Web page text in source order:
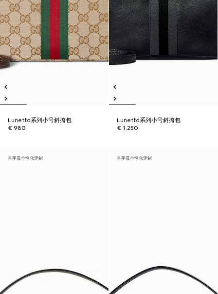
Lunetta系列小号斜挎包
€ 980
Lunetta系列小号斜挎包
€ 1.250
首字母个性化定制 首字母个性化定制